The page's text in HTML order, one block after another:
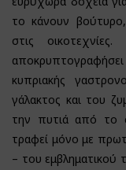
το κάνουν
στις
κυπριακής
γάλακτος και του
την πυτιά από το
τραφεί μόνο με
– του εμβληματικού